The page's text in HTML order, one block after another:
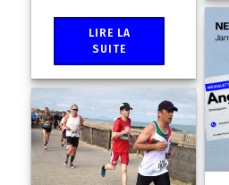
LIRE LA
SUITE